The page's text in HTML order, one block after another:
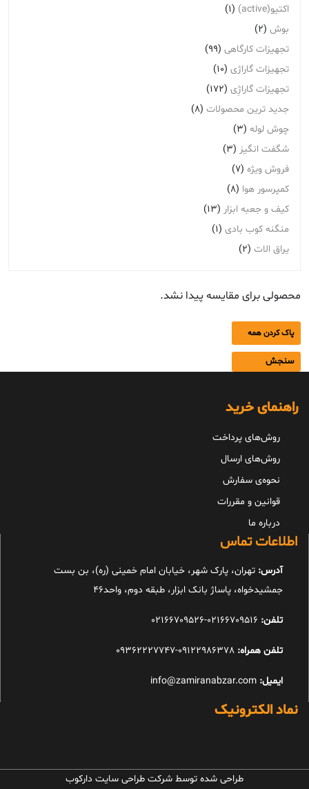
اکتیو(active)
(1)
بوش (2)
تجهیزات کارگاهی (99)
تجهیزات گاراژی (10)
تجهیزات گاراژِی (172)
جدید ترین محصولات (8)
چوش لوله (3)
شگفت انگیز (3)
فروش ویژه (7)
کمپرسور هوا (8)
کیف و جعبه ابزار (13)
منگنه کوب بادی (1)
یراق الات (2)
محصولی برای مقایسه پیدا نشد.
پاک کردن همه
سنجش
راهنمای خرید
روش‌های پرداخت
روش‌های ارسال
نحوه‌ی سفارش
قوانین و مقررات
درباره ما
اطلاعات تماس
آدرس: تهران، پارک شهر، خیابان امام خمینی (ره)، بن بست
جمشیدخواه، پاساژ بانک ابزار، طبقه دوم، واحد46
تلفن:
تلفن همراه: 09122986378-09362227747
ایمیل:
نماد الکترونیک
طراحی شده توسط شرکت طراحی سایت دارکوب